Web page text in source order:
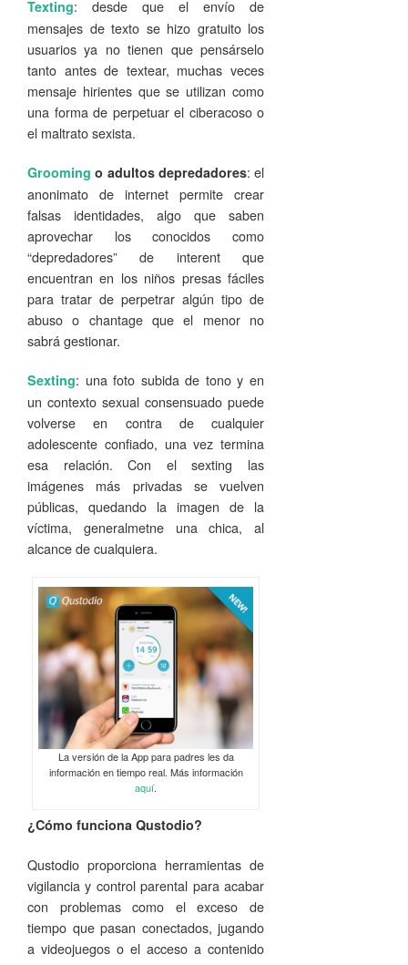
Texting: desde que el envío de
mensajes de texto se hizo gratuito los
usuarios ya no tienen que pensárselo
tanto antes de textear, muchas veces
mensaje hirientes que se utilizan como
una forma de perpetuar el ciberacoso o
el maltrato sexista.
Grooming o adultos depredadores: el
anonimato de internet permite crear
falsas identidades, algo que saben
aprovechar los conocidos como
“depredadores” de interent que
encuentran en los niños presas fáciles
para tratar de perpetrar algún tipo de
abuso o chantage que el menor no
sabrá gestionar.
Sexting: una foto subida de tono y en
un contexto sexual consensuado puede
volverse en contra de cualquier
adolescente confiado, una vez termina
esa relación. Con el sexting las
imágenes más privadas se vuelven
públicas, quedando la imagen de la
víctima, generalmetne una chica, al
alcance de cualquiera.
La versión de la App para padres les da
información en tiempo real. Más información
aquí.
¿Cómo funciona Qustodio?
Qustodio proporciona herramientas de
vigilancia y control parental para acabar
con problemas como el exceso de
tiempo que pasan conectados, jugando
a videojuegos o el acceso a contenido